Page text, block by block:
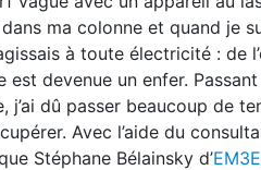
ma colonne et quand je
à toute électricité : de
est devenue un enfer.
j’ai dû passer beaucoup de
Avec l’aide du
Stéphane Bélainsky d’EM3E